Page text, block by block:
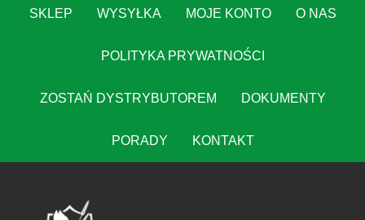
SKLEP WYSYŁKA MOJE KONTO O NAS
POLITYKA PRYWATNOŚCI
ZOSTAŃ DYSTRYBUTOREM DOKUMENTY
PORADY KONTAKT